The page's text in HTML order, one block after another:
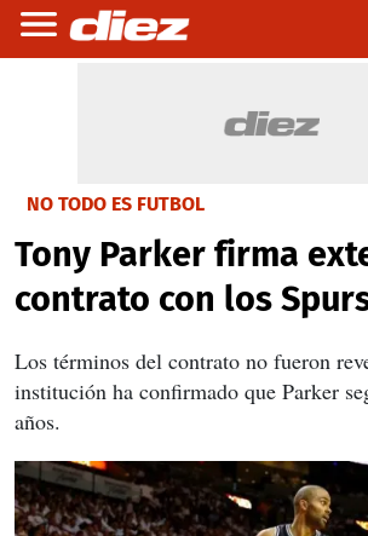
NO TODO ES FUTBOL
Tony Parker firma
contrato con los
Los términos del contrato no fueron
institución ha confirmado que Parker
años.